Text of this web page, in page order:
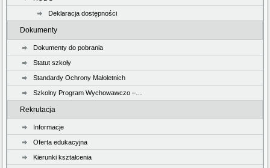
Deklaracja dostępności
Dokumenty
Dokumenty do pobrania
Statut szkoły
Standardy Ochrony Małoletnich
Szkolny Program Wychowawczo –…
Rekrutacja
Informacje
Oferta edukacyjna
Kierunki kształcenia